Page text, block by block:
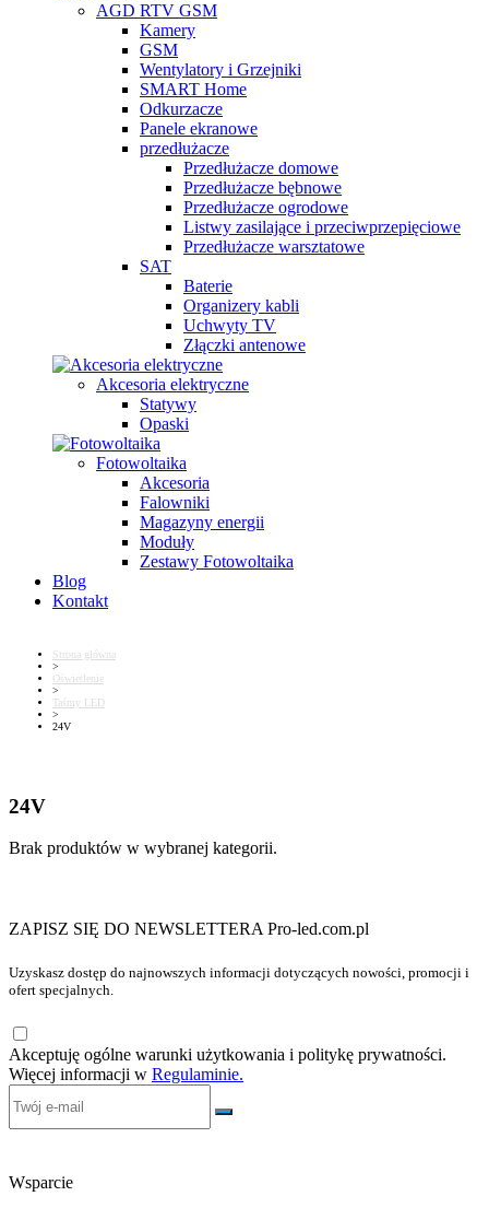
AGD RTV GSM
Kamery
GSM
Wentylatory i Grzejniki
SMART Home
Odkurzacze
Panele ekranowe
przedłużacze
Przedłużacze domowe
Przedłużacze bębnowe
Przedłużacze ogrodowe
Listwy zasilające i przeciwprzepięciowe
Przedłużacze warsztatowe
SAT
Baterie
Organizery kabli
Uchwyty TV
Złączki antenowe
Akcesoria elektryczne
Statywy
Opaski
Fotowoltaika
Akcesoria
Falowniki
Magazyny energii
Moduły
Zestawy Fotowoltaika
Blog
Kontakt
Strona główna
>
Oświetlenie
>
Taśmy LED
>
24V
24V
Brak produktów w wybranej kategorii.
ZAPISZ SIĘ DO NEWSLETTERA Pro-led.com.pl
Uzyskasz dostęp do najnowszych informacji dotyczących nowości, promocji i
ofert specjalnych.
Akceptuję ogólne warunki użytkowania i politykę prywatności.
Więcej informacji w Regulaminie.
Wsparcie